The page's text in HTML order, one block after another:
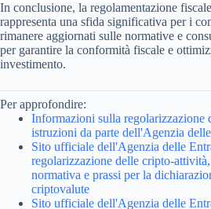
In conclusione, la regolamentazione
rappresenta una sfida significativa per i
rimanere aggiornati sulle normative e
per garantire la conformità fiscale e
investimento.
Per approfondire:
Informazioni sulla regolarizzazione
istruzioni da parte dell'Agenzia
Sito ufficiale dell'Agenzia delle
regolarizzazione delle cripto-
normativa e prassi per la
criptovalute
Sito ufficiale dell'Agenzia delle